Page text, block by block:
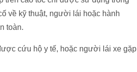
về kỹ thuật, người lái hoặc hành
toàn.
cứu hộ y tế, hoặc người lái xe gặp